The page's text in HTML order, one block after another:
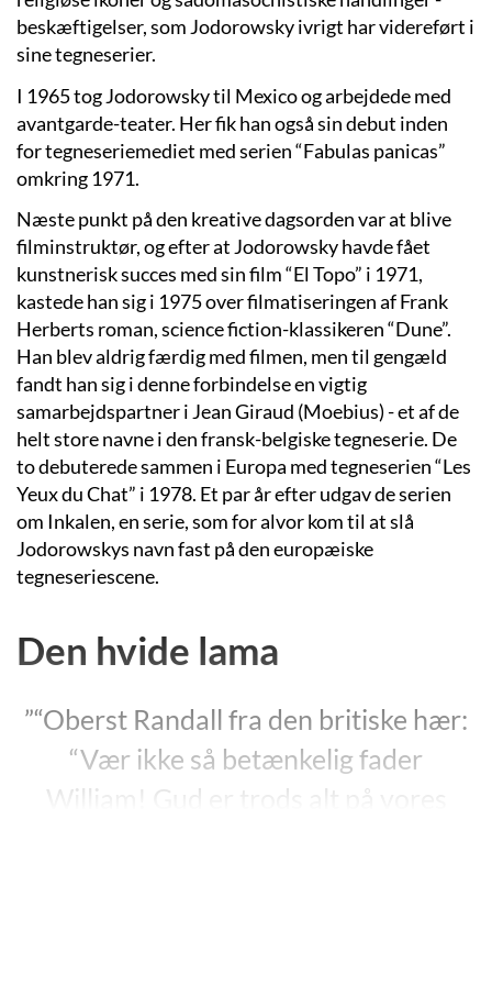
beskæftigelser, som Jodorowsky ivrigt har videreført i
sine tegneserier.
I 1965 tog Jodorowsky til Mexico og arbejdede med
avantgarde-teater. Her fik han også sin debut inden
for tegneseriemediet med serien “Fabulas panicas”
omkring 1971.
Næste punkt på den kreative dagsorden var at blive
filminstruktør, og efter at Jodorowsky havde fået
kunstnerisk succes med sin film “El Topo” i 1971,
kastede han sig i 1975 over filmatiseringen af Frank
Herberts roman, science fiction-klassikeren “Dune”.
Han blev aldrig færdig med filmen, men til gengæld
fandt han sig i denne forbindelse en vigtig
samarbejdspartner i Jean Giraud (Moebius) - et af de
helt store navne i den fransk-belgiske tegneserie. De
to debuterede sammen i Europa med tegneserien “Les
Yeux du Chat” i 1978. Et par år efter udgav de serien
om Inkalen, en serie, som for alvor kom til at slå
Jodorowskys navn fast på den europæiske
tegneseriescene.
Den hvide lama
”“Oberst Randall fra den britiske hær:
“Vær ikke så betænkelig fader
William! Gud er trods alt på vores